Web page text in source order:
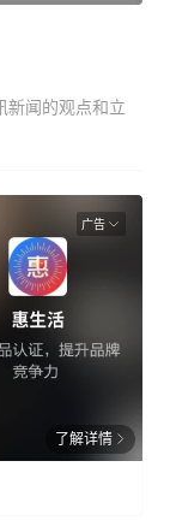
新闻的观点和立
广告
了解详情